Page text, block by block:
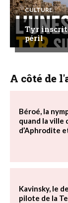
CULTURE
Tyr
péril
A côté de
Béroé, la
quand la ville
d’Aphrodite
Kavinsky, le
pilote de la